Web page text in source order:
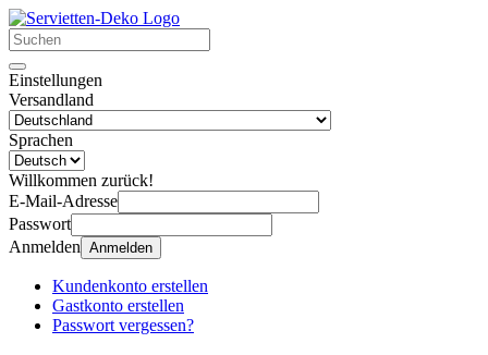
Einstellungen
Versandland
Sprachen
Willkommen zurück!
E-Mail-Adresse
Passwort
Anmelden Anmelden
Kundenkonto erstellen
Gastkonto erstellen
Passwort vergessen?